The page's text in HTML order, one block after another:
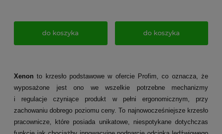
do koszyka do koszyka
Xenon to krzesło podstawowe w ofercie Profim, co oznacza, że
wyposażone jest ono we wszelkie potrzebne mechanizmy
i regulacje czyniące produkt w pełni ergonomicznym, przy
zachowaniu dobrego poziomu ceny. To najnowocześniejsze krzesło
pracownicze, które posiada unikatowe, niespotykane dotychczas